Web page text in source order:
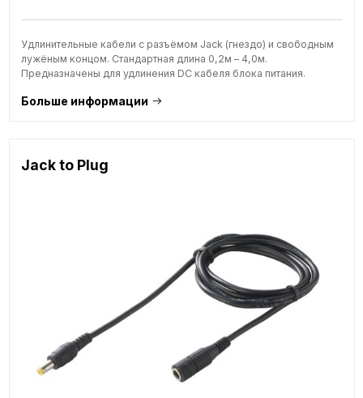
Удлинительные кабели с разъёмом Jack (гнездо) и свободным
лужёным концом. Стандартная длина 0,2м – 4,0м.
Предназначены для удлинения DC кабеля блока питания.
Больше информации
Jack to Plug